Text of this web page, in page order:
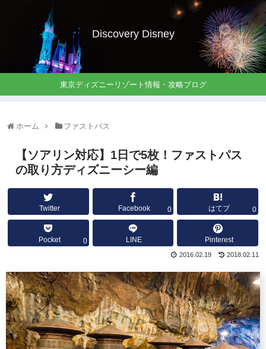
Discovery Disney
東京ディズニーリゾート情報・攻略ブログ
ホーム ファストパス
【ソアリン対応】1日で5枚！ファストパス
の取り方ディズニーシー編
Twitter Facebook 0 はてブ 0
Pocket 0 LINE Pinterest
2018.02.11
2016.02.19